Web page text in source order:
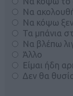
Να
Να κόψω
Τα μπάνια
Να βλέπω
Άλλο
Είμαι ήδη
Δεν θα